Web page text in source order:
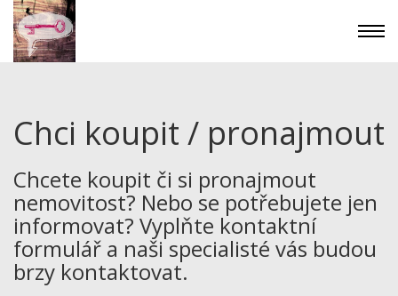
Chci koupit / pronajmout
Chcete koupit či si pronajmout
nemovitost? Nebo se potřebujete jen
informovat? Vyplňte kontaktní
formulář a naši specialisté vás budou
brzy kontaktovat.